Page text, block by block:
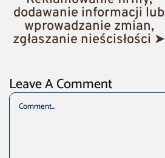
dodawanie informacji lub
wprowadzanie zmian,
zgłaszanie nieścisłości ➤
Leave A Comment
Comment